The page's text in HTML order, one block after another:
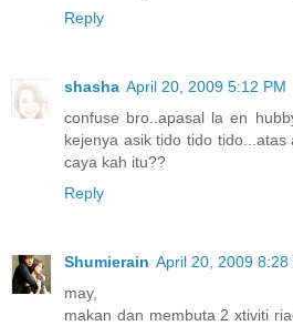
Reply
shasha April 20, 2009 5:12 PM
confuse bro..apasal la en
kejenya asik tido tido
caya kah itu??
Reply
Shumierain April 20, 2009 8:28
may,
makan dan membuta 2 xtiviti